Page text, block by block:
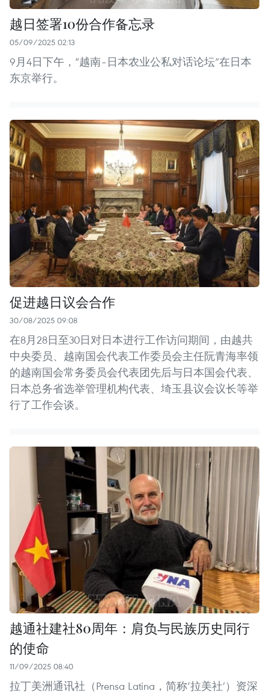
越日签署10份合作备忘录
05/09/2025 02:13
9月4日下午，“越南–日本农业公私对话论坛”在日本
东京举行。
促进越日议会合作
30/08/2025 09:08
在8月28日至30日对日本进行工作访问期间，由越共
中央委员、越南国会代表工作委员会主任阮青海率领
的越南国会常务委员会代表团先后与日本国会代表、
日本总务省选举管理机构代表、埼玉县议会议长等举
行了工作会谈。
越通社建社80周年：肩负与民族历史同行
的使命
11/09/2025 08:40
拉丁美洲通讯社（Prensa Latina，简称‘拉美社’）资深